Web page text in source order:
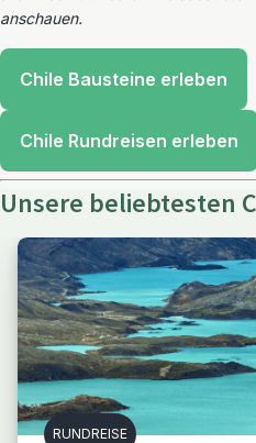
anschauen.
Chile Bausteine erleben
Chile Rundreisen erleben
Unsere beliebtesten
RUNDREISE